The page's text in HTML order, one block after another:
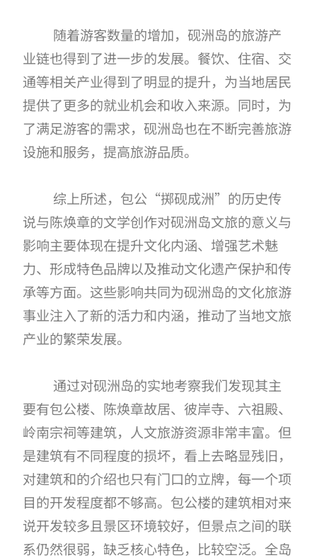
随着游客数量的增加，砚洲岛的旅游产
业链也得到了进一步的发展。餐饮、住宿、交
通等相关产业得到了明显的提升，为当地居民
提供了更多的就业机会和收入来源。同时，为
了满足游客的需求，砚洲岛也在不断完善旅游
设施和服务，提高旅游品质。
综上所述，包公 “掷砚成洲”的历史传
说与陈焕章的文学创作对砚洲岛文旅的意义与
影响主要体现在提升文化内涵、增强艺术魅
力、形成特色品牌以及推动文化遗产保护和传
承等方面。这些影响共同为砚洲岛的文化旅游
事业注入了新的活力和内涵，推动了当地文旅
产业的繁荣发展。
通过对砚洲岛的实地考察我们发现其主
要有包公楼、陈焕章故居、彼岸寺、六祖殿、
岭南宗祠等建筑，人文旅游资源非常丰富。但
是建筑有不同程度的损坏，看上去略显残旧，
对建筑和的介绍也只有门口的立牌，每一个项
目的开发程度都不够高。包公楼的建筑相对来
说开发较多且景区环境较好，但景点之间的联
系仍然很弱，缺乏核心特色，比较空泛。全岛